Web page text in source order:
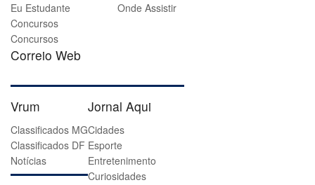
Eu Estudante
Concursos
Concursos
Correio Web
Onde Assistir
Vrum
Classificados MG
Classificados DF
Notícias
Jornal Aqui
Cidades
Esporte
Entretenimento
Curiosidades